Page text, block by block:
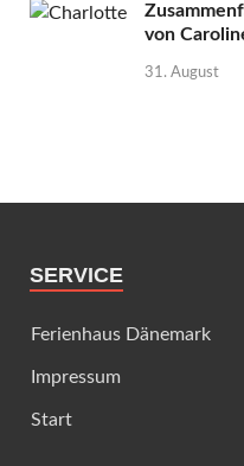
von
31. August
SERVICE
Ferienhaus Dänemark
Impressum
Start